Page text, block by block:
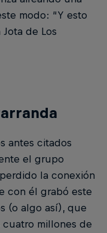
modo: “Y esto
de Los
antes citados
el grupo
la conexión
con él grabó este
(o algo así), que
cuatro millones de